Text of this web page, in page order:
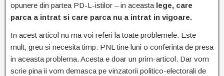
opunere din partea PD-L-istilor – in aceasta lege, care
parca a intrat si care parca nu a intrat in vigoare.
In acest articol nu ma voi referi la toate problemele. Este
mult, greu si necesita timp. PNL tine luni o conferinta de presa
in aceasta problema. Acesta e doar un prim-articol. Dar vom
scrie pina ii vom demasca pe vinzatorii politico-electorali de